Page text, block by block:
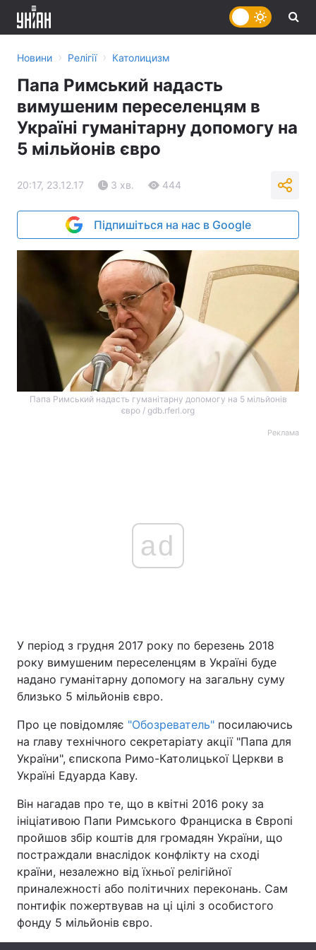
Головна
Україна Політика
Економіка Світ
Техно і зв'язок Лайт
Інциденти
Здоров'я Туризм
Цікавинки Погода
Екологія Регіони
Новини › Релігії › Католицизм
Папа Римський надасть
вимушеним переселенцям в
Україні гуманітарну допомогу на
5 мільйонів євро
20:17, 23.12.17 3 хв. 444
Підпишіться на нас в Google
Папа Римський надасть гуманітарну допомогу на 5 мільйонів
євро / gdb.rferl.org
Реклама
ad
У період з грудня 2017 року по березень 2018
року вимушеним переселенцям в Україні буде
надано гуманітарну допомогу на загальну суму
близько 5 мільйонів євро.
Про це повідомляє "Обозреватель" посилаючись
на главу технічного секретаріату акції "Папа для
України", єпископа Римо-Католицької Церкви в
Україні Едуарда Каву.
Він нагадав про те, що в квітні 2016 року за
ініціативою Папи Римського Франциска в Європі
пройшов збір коштів для громадян України, що
постраждали внаслідок конфлікту на сході
країни, незалежно від їхньої релігійної
приналежності або політичних переконань. Сам
понтифік пожертвував на ці цілі з особистого
фонду 5 мільйонів євро.